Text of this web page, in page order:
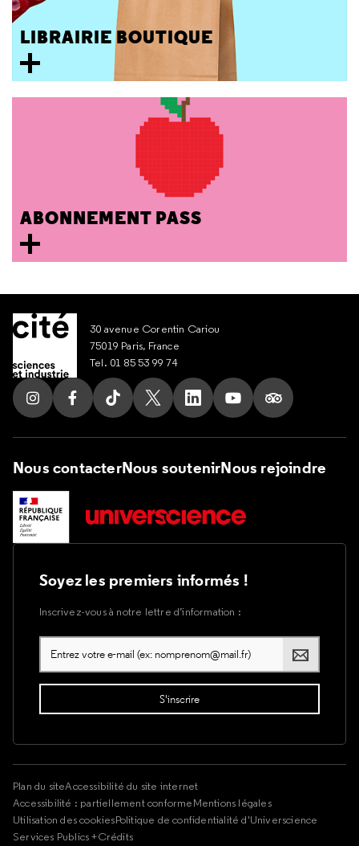
LIBRAIRIE BOUTIQUE
ABONNEMENT PASS
30 avenue Corentin Cariou
75019 Paris, France
Tel. 01 85 53 99 74
Suivez nous sur Instagram
Suivez nous sur Facebook
Suivez nous sur Tik Tok
Suivez nous sur X
Suivez nous sur LinkedIn
Suivez nous sur
Suivez nous
Nous contacterNous soutenirNous rejoindre
Soyez les premiers informés !
Inscrivez-vous à notre lettre d’information :
Plan du siteAccessibilité du site internet
Accessibilité : partiellement conformeMentions légales
Utilisation des cookiesPolitique de confidentialité d'Universcience
Services Publics +Crédits